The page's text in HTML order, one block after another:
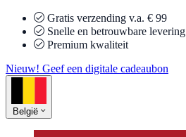
Gratis verzending v.a. € 99
Snelle en betrouwbare levering
Premium kwaliteit
Nieuw! Geef een digitale cadeaubon
België